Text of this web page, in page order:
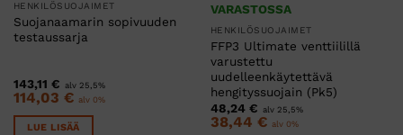
HENKILÖSUOJAIMET
Suojanaamarin sopivuuden
testaussarja
143,11 € alv 25,5%
114,03 € alv 0%
LUE LISÄÄ
VARASTOSSA
HENKILÖSUOJAIMET
FFP3 Ultimate venttiilillä
varustettu
uudelleenkäytettävä
hengityssuojain (Pk5)
48,24 € alv 25,5%
38,44 € alv 0%